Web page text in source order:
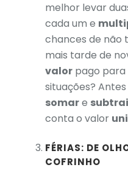
melhor levar
cada um e
chances de não
mais tarde de
valor pago para
situações?
somare
conta o valor
FÉRIAS: DE
COFRINHO